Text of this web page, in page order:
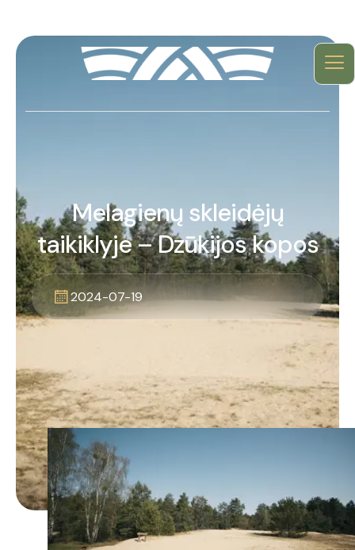
Melagienų skleidėjų
taikiklyje – Dzūkijos kopos
2024-07-19